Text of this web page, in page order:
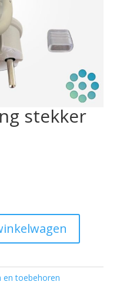
stekker
en toebehoren